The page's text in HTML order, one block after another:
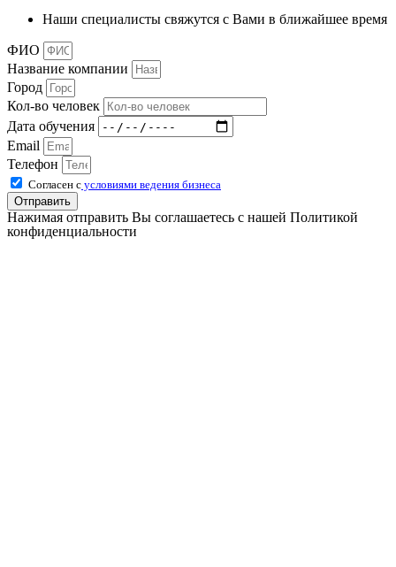
Наши специалисты свяжутся с Вами в ближайшее время
ФИО
Название компании
Город
Кол-во человек
Дата обучения
Email
Телефон
Согласен с условиями ведения бизнеса
Отправить
Нажимая отправить Вы соглашаетесь с нашей Политикой
конфиденциальности